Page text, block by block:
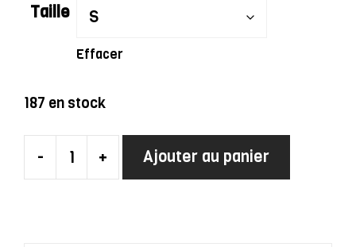
Taille
Effacer
187 en stock
-
quantité
+ Ajouter au panier